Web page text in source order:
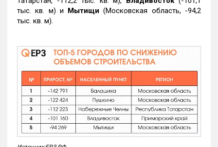
тыс. кв. м) и Мытищи (Московская область, -94,2
тыс. кв. м).